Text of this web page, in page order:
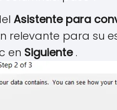
Asistente para
relevante para su
en Siguiente.